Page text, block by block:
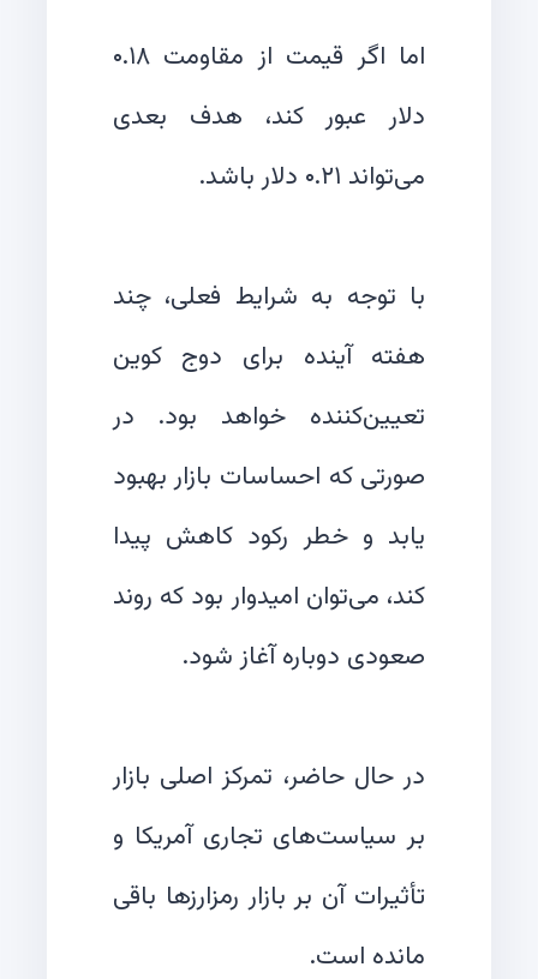
اما اگر قیمت از مقاومت ۰.۱۸
دلار عبور کند، هدف بعدی
با توجه به شرایط فعلی، چند
هفته آینده برای دوج کوین
تعیین‌کننده خواهد بود. در
صورتی که احساسات بازار بهبود
یابد و خطر رکود کاهش پیدا
کند، می‌توان امیدوار بود که روند
در حال حاضر، تمرکز اصلی بازار
بر سیاست‌های تجاری آمریکا و
تأثیرات آن بر بازار رمزارزها باقی
مانده است.